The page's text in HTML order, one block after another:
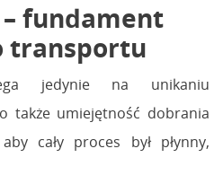
fundament
transportu
jedynie na unikaniu
także umiejętność dobrania
cały proces był płynny,